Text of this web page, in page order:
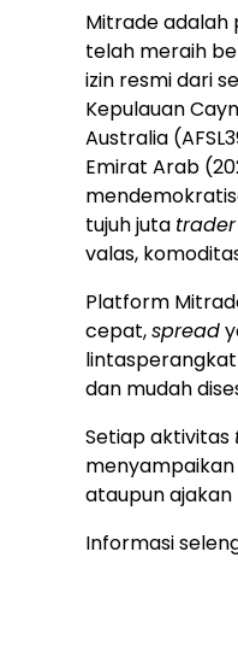
Mitrade
telah meraih
izin resmi dari
Kepulauan
Australia
Emirat Arab
tujuh juta trader
valas,
Platform
cepat,spread
dan mudah
Setiap aktivitas
menyampaikan
ataupun ajakan
Informasi